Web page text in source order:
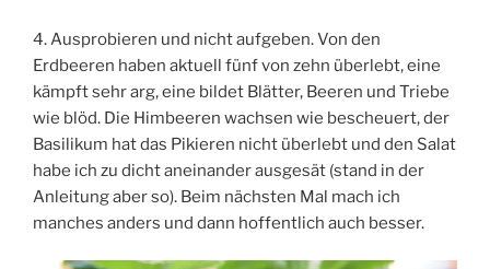
4. Ausprobieren und nicht aufgeben. Von den
Erdbeeren haben aktuell fünf von zehn überlebt, eine
kämpft sehr arg, eine bildet Blätter, Beeren und Triebe
wie blöd. Die Himbeeren wachsen wie bescheuert, der
Basilikum hat das Pikieren nicht überlebt und den Salat
habe ich zu dicht aneinander ausgesät (stand in der
Anleitung aber so). Beim nächsten Mal mach ich
manches anders und dann hoffentlich auch besser.